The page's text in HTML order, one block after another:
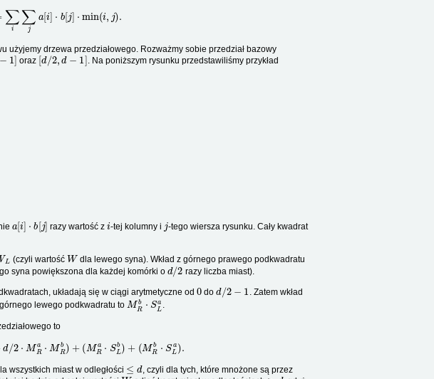
W=∑i∑ja i]⋅b j]⋅ min , .
użyjemy drzewa przedziałowego. Rozważmy sobie przedział bazowy
1] oraz [d/2,d−1]
. Na poniższym rysunku przedstawiliśmy przykład
[i]⋅ [ ] razy wartość zi-tej kolumny i
-tego wiersza rysunku. Cały kwadrat
L (czyli wartość Wdla lewego syna). Wkład z górnego prawego podkwadratu
syna powiększona dla każdej komórki od/2 razy liczba miast).
układają się w ciągi arytmetyczne od 0 do d /2−
. Zatem wkład
lewego podkwadratu to MR SL.
to
2⋅ M a ⋅M b )+( M Ra⋅ SL )+(MR b⋅ SL ).
wszystkich miast w odległości d
, czyli dla tych, które mnożone są przez
W >d